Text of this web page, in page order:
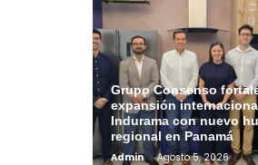
Grupo Consenso
expansión
Indurama con nuevo
regional en Panamá
Admin Agosto 5, 2026